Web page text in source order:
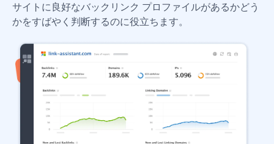
サイトに良好なバックリンク プロファイルがあるかどう
かをすばやく判断するのに役立ちます。